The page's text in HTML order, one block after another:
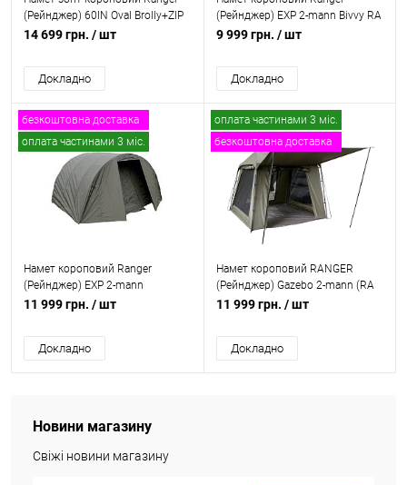
(Рейнджер) 60IN Oval Brolly+ZIP
Panel, RA 6607
14 699 грн. / шт
Докладно
(Рейнджер) EXP 2-mann Bivvy RA
6617
9 999 грн. / шт
Докладно
безкоштовна доставка
оплата частинами 3 міс.
Намет короповий Ranger
(Рейнджер) EXP 2-mann
Bivvy+зимове покриття, RA
11 999 грн. / шт
Докладно
оплата частинами 3 міс.
безкоштовна доставка
Новинка
Намет короповий RANGER
(Рейнджер) Gazebo 2-mann (RA
6663)
11 999 грн. / шт
Докладно
Новини магазину
Свіжі новини магазину